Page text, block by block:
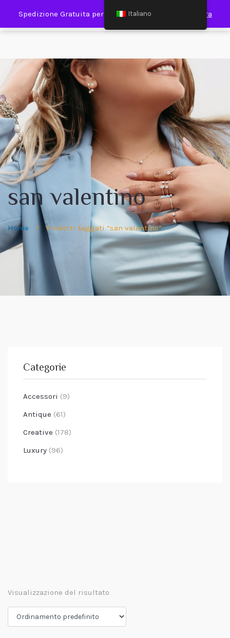
Spedizione Gratuita per Spesa Minima €120,00 Ignora
san valentino
Home / Prodotti taggati “san valentino”
Visualizzazione del risultato
Categorie
Accessori (9)
Antique (61)
Creative (178)
Luxury (96)
Italiano